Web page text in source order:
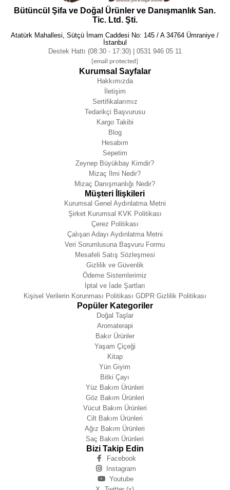
Bütüncül Şifa ve Doğal Ürünler ve Danışmanlık San.
Tic. Ltd. Şti.
Atatürk Mahallesi, Sütçü İmam Caddesi No: 145 / A 34764 Ümraniye /
İstanbul
Destek Hattı (08:30 - 17:30) | 0531 946 05 11
[email protected]
Kurumsal Sayfalar
Hakkımızda
İletişim
Sertifikalarımız
Tedarikçi Başvurusu
Kargo Takibi
Blog
Hesabım
Sepetim
Zeynep Büyükbay Kimdir?
Mizaç İlmi Nedir?
Mizaç Danışmanlığı Nedir?
Müşteri İlişkileri
Kurumsal Genel Aydınlatma Metni
Şirket Kurumsal KVK Politikası
Çerez Politikası
Çalışan Adayı Aydınlatma Metni
Veri Sorumlusuna Başvuru Formu
Mesafeli Satış Sözleşmesi
Gizlilik ve Güvenlik
Ödeme Sistemlerimiz
İptal ve İade Şartları
Kişisel Verilerin Korunması Politikası GDPR Gizlilik Politikası
Popüler Kategoriler
Doğal Taşlar
Aromaterapi
Bakır Ürünler
Yaşam Çiçeği
Kitap
Yün Giyim
Bitki Çayı
Yüz Bakım Ürünleri
Göz Bakım Ürünleri
Vücut Bakım Ürünleri
Cilt Bakım Ürünleri
Ağız Bakım Ürünleri
Saç Bakım Ürünleri
Bizi Takip Edin
Facebook
Instagram
Youtube